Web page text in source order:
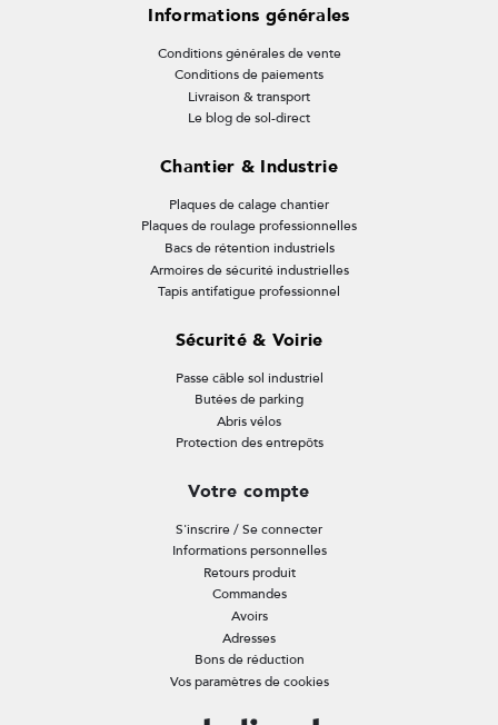
Informations générales
Conditions générales de vente
Conditions de paiements
Livraison & transport
Le blog de sol-direct
Chantier & Industrie
Plaques de calage chantier
Plaques de roulage professionnelles
Bacs de rétention industriels
Armoires de sécurité industrielles
Tapis antifatigue professionnel
Sécurité & Voirie
Passe câble sol industriel
Butées de parking
Abris vélos
Protection des entrepôts
Votre compte
S'inscrire / Se connecter
Informations personnelles
Retours produit
Commandes
Avoirs
Adresses
Bons de réduction
Vos paramètres de cookies